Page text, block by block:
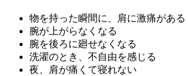
物を持った瞬間に、肩に激痛がある
腕が上がらなくなる
腕を後ろに廻せなくなる
洗濯のとき、不自由を感じる
夜、肩が痛くて寝れない